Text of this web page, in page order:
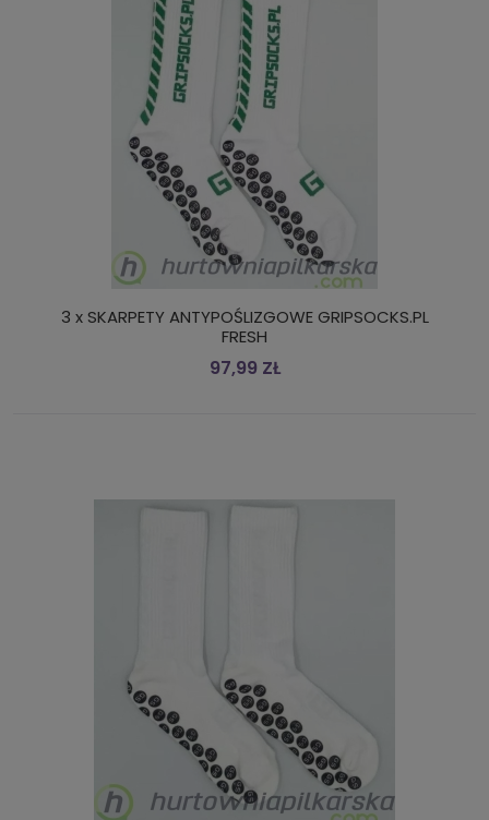
3 x SKARPETY ANTYPOŚLIZGOWE GRIPSOCKS.PL
FRESH
97,99 ZŁ